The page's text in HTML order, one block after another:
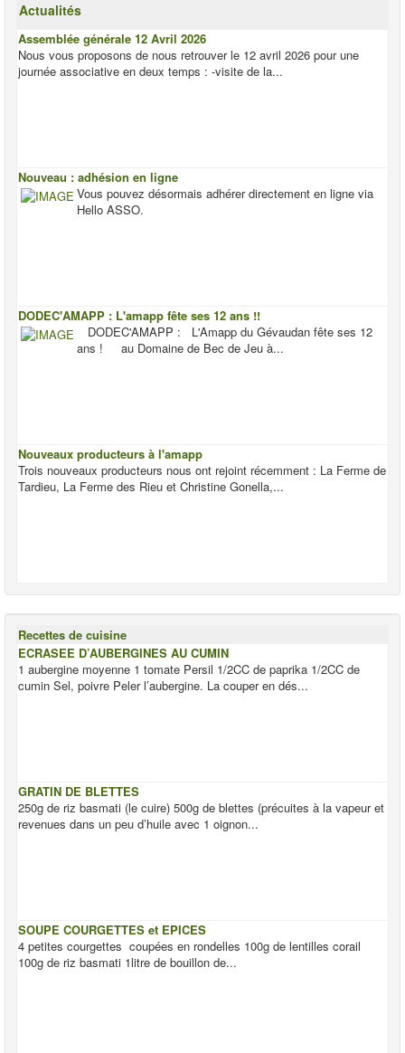
Actualités
Assemblée générale 12 Avril 2026
Nous vous proposons de nous retrouver le 12 avril 2026 pour une
journée associative en deux temps : -visite de la...
Nouveau : adhésion en ligne
Vous pouvez désormais adhérer directement en ligne via
Hello ASSO.
DODEC'AMAPP : L'amapp fête ses 12 ans !!
DODEC'AMAPP : L'Amapp du Gévaudan fête ses 12
ans ! au Domaine de Bec de Jeu à...
Nouveaux producteurs à l'amapp
Trois nouveaux producteurs nous ont rejoint récemment : La Ferme de
Tardieu, La Ferme des Rieu et Christine Gonella,...
Recettes de cuisine
ECRASEE D’AUBERGINES AU CUMIN
1 aubergine moyenne 1 tomate Persil 1/2CC de paprika 1/2CC de
cumin Sel, poivre Peler l’aubergine. La couper en dés...
GRATIN DE BLETTES
250g de riz basmati (le cuire) 500g de blettes (précuites à la vapeur et
revenues dans un peu d’huile avec 1 oignon...
SOUPE COURGETTES et EPICES
4 petites courgettes coupées en rondelles 100g de lentilles corail
100g de riz basmati 1litre de bouillon de...